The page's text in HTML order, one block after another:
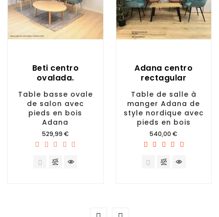
Beti centro
ovalada.
Table basse ovale
de salon avec
pieds en bois
Adana
Prix
529,99 €
Adana centro
rectagular
Table de salle à
manger Adana de
style nordique avec
pieds en bois
Prix
540,00 €